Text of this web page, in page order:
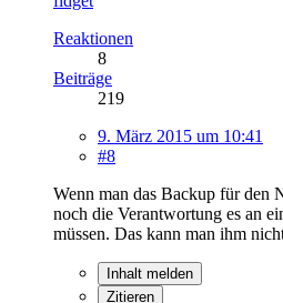
Reaktionen
8
Beiträge
219
9. März 2015 um 10:41
#8
Wenn man das Backup für den
noch die Verantwortung es an
müssen. Das kann man ihm
Inhalt melden
Zitieren